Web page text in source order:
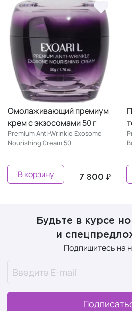
Омолаживающий премиум
крем с экзосомами 50 г
Premium Anti-Wrinkle Exosome
Nourishing Cream 50
7 800 ₽
В корзину
Будьте в курсе
и
Подпишитесь на